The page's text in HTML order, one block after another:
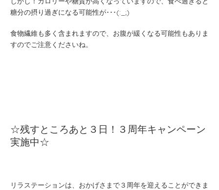
糖分の摂り過ぎになる可能性が･･･(:_;)
食物繊維も多く含まれますので、お腹が緩くなる可能性もありま
すのでご注意くださいね。
☆残すところあと３日！３周年キャンペーン
実施中☆
リラステーションは、おかげさまで３周年を迎えることができま